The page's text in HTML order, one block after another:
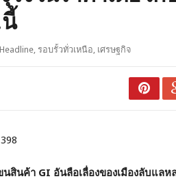
Headline, รอบรั้วทั่วเหนือ, เศรษฐกิจ
398
นสินค้า GI อันลือเลื่องของเมืองลับแล